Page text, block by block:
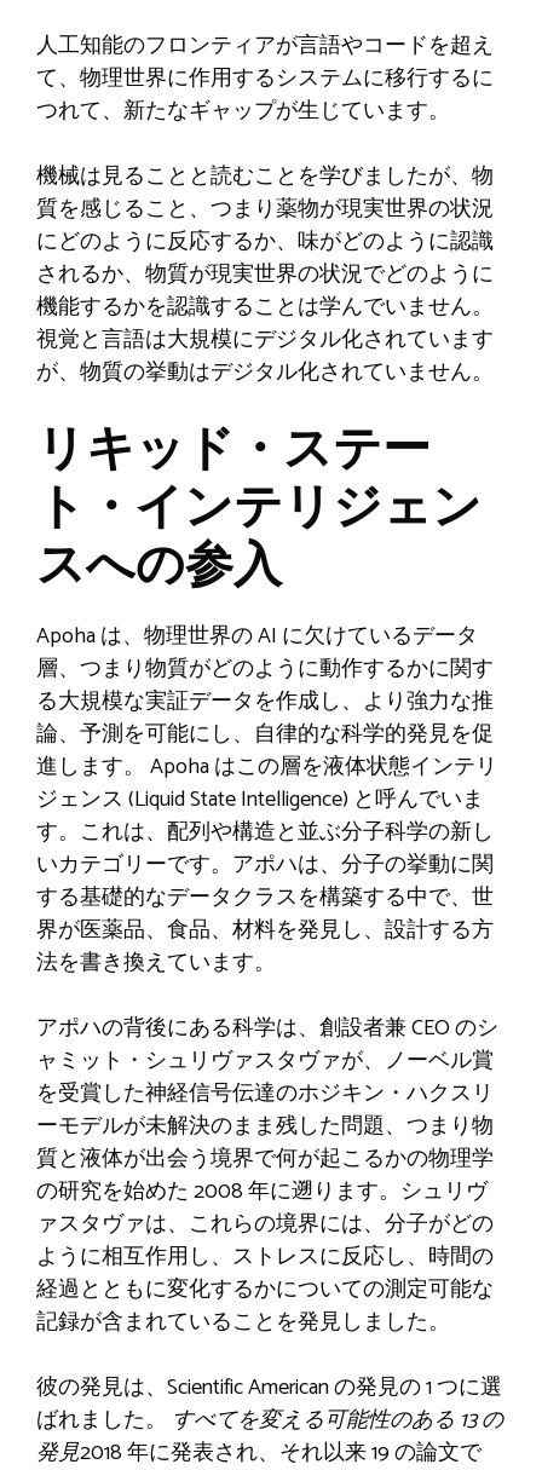
人工知能のフロンティアが言語やコードを超え
て、物理世界に作用するシステムに移行するに
つれて、新たなギャップが生じています。
機械は見ることと読むことを学びましたが、物
質を感じること、つまり薬物が現実世界の状況
にどのように反応するか、味がどのように認識
されるか、物質が現実世界の状況でどのように
機能するかを認識することは学んでいません。
視覚と言語は大規模にデジタル化されています
が、物質の挙動はデジタル化されていません。
リキッド・ステー
ト・インテリジェン
スへの参入
Apoha は、物理世界の AI に欠けているデータ
層、つまり物質がどのように動作するかに関す
る大規模な実証データを作成し、より強力な推
論、予測を可能にし、自律的な科学的発見を促
進します。 Apoha はこの層を液体状態インテリ
ジェンス (Liquid State Intelligence) と呼んでいま
す。これは、配列や構造と並ぶ分子科学の新し
いカテゴリーです。アポハは、分子の挙動に関
する基礎的なデータクラスを構築する中で、世
界が医薬品、食品、材料を発見し、設計する方
法を書き換えています。
アポハの背後にある科学は、創設者兼 CEO のシ
ャミット・シュリヴァスタヴァが、ノーベル賞
を受賞した神経信号伝達のホジキン・ハクスリ
ーモデルが未解決のまま残した問題、つまり物
質と液体が出会う境界で何が起こるかの物理学
の研究を始めた 2008 年に遡ります。シュリヴ
ァスタヴァは、これらの境界には、分子がどの
ように相互作用し、ストレスに反応し、時間の
経過とともに変化するかについての測定可能な
記録が含まれていることを発見しました。
彼の発見は、Scientific American の発見の 1 つに選
ばれました。 すべてを変える可能性のある 13 の
発見2018 年に発表され、それ以来 19 の論文で